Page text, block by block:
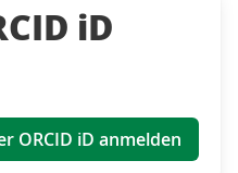
iD
ORCID iD anmelden